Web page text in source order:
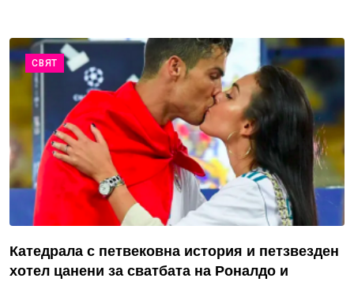
СВЯТ
Катедрала с петвековна история и петзвезден
хотел цанени за сватбата на Роналдо и